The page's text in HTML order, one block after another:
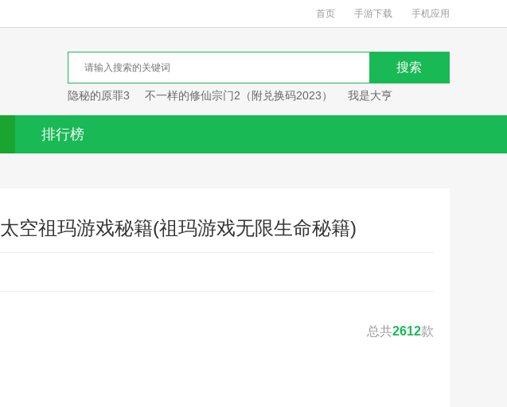
首页 手游下载 手机应用
隐秘的原罪3 不一样的修仙宗门2（附兑换码2023） 我是大亨
排行榜
太空祖玛游戏秘籍(祖玛游戏无限生命秘籍)
总共2612款